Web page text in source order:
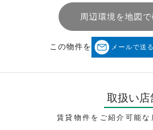
周辺環境を地図
この物件を メールで送る
取扱い店
賃貸物件をご紹介可能な